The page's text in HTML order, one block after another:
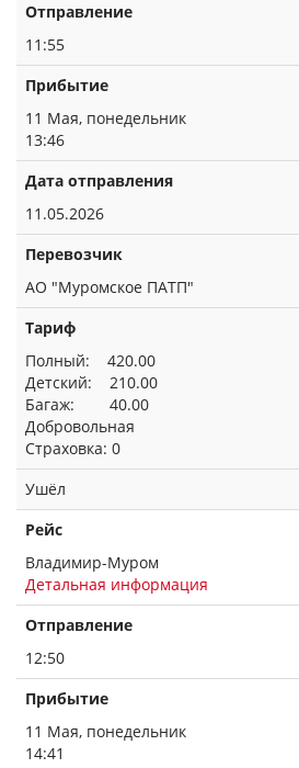
Отправление
11:55
Прибытие
11 Мая, понедельник
13:46
Дата отправления
11.05.2026
Перевозчик
АО "Муромское ПАТП"
Тариф
Полный: 420.00
Детский: 210.00
Багаж: 40.00
Добровольная
Страховка: 0
Ушёл
Рейс
Владимир-Муром
Детальная информация
Отправление
12:50
Прибытие
11 Мая, понедельник
14:41